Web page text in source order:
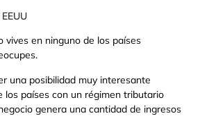
vives en ninguno de los países
una posibilidad muy interesante
los países con un régimen tributario
genera una cantidad de ingresos